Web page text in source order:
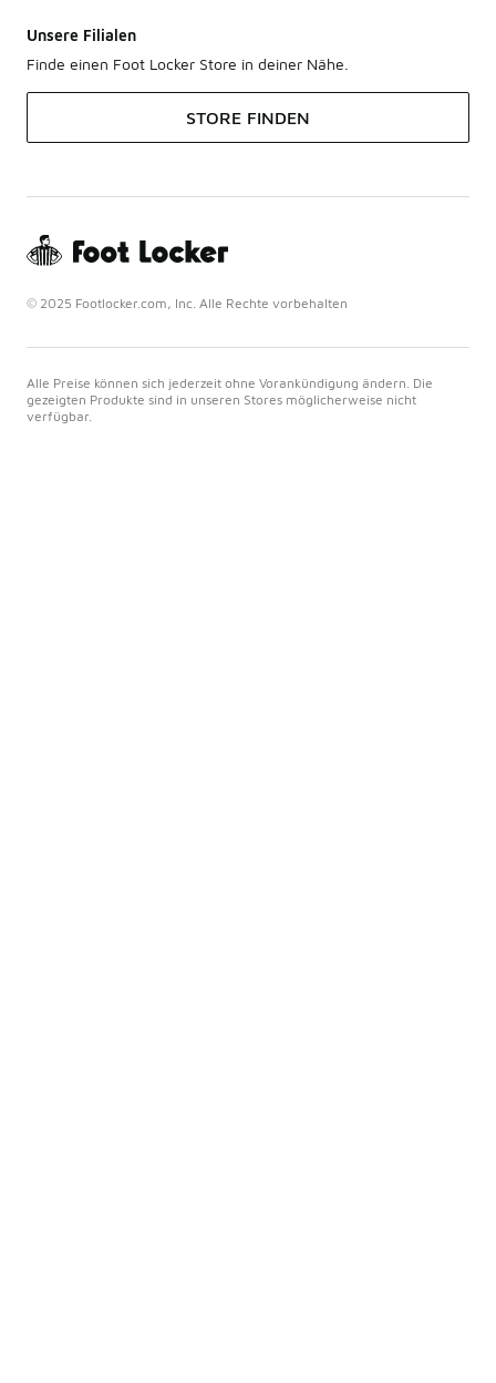
Unsere Filialen
Finde einen Foot Locker Store in deiner Nähe.
STORE FINDEN
© 2025 Footlocker.com, Inc. Alle Rechte vorbehalten
Alle Preise können sich jederzeit ohne Vorankündigung ändern. Die
gezeigten Produkte sind in unseren Stores möglicherweise nicht
verfügbar.